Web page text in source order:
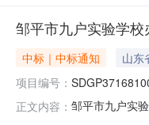
邹平市九户实验学
中标｜中标通知 山东
项目编号：
正文内容： 邹平市九户实